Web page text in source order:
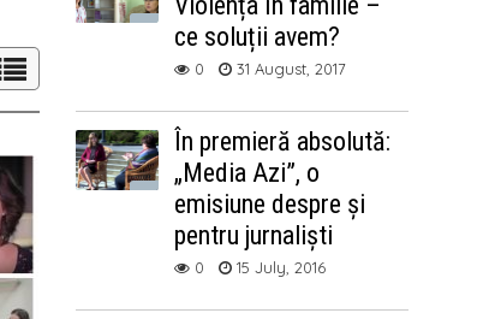
ce soluții avem?
0 31 August, 2017
În premieră absolută:
„Media Azi”, o
emisiune despre și
pentru jurnaliști
0 15 July, 2016